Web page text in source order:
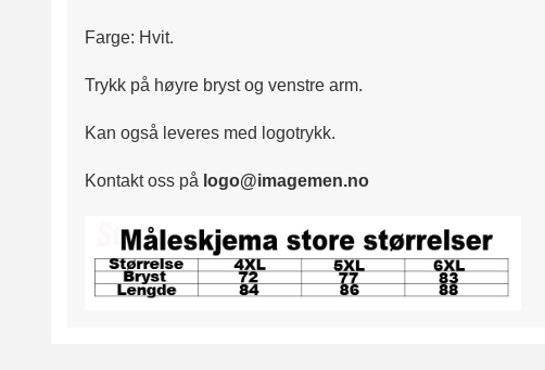
Farge: Hvit.
Trykk på høyre bryst og venstre arm.
Kan også leveres med logotrykk.
Kontakt oss på logo@imagemen.no